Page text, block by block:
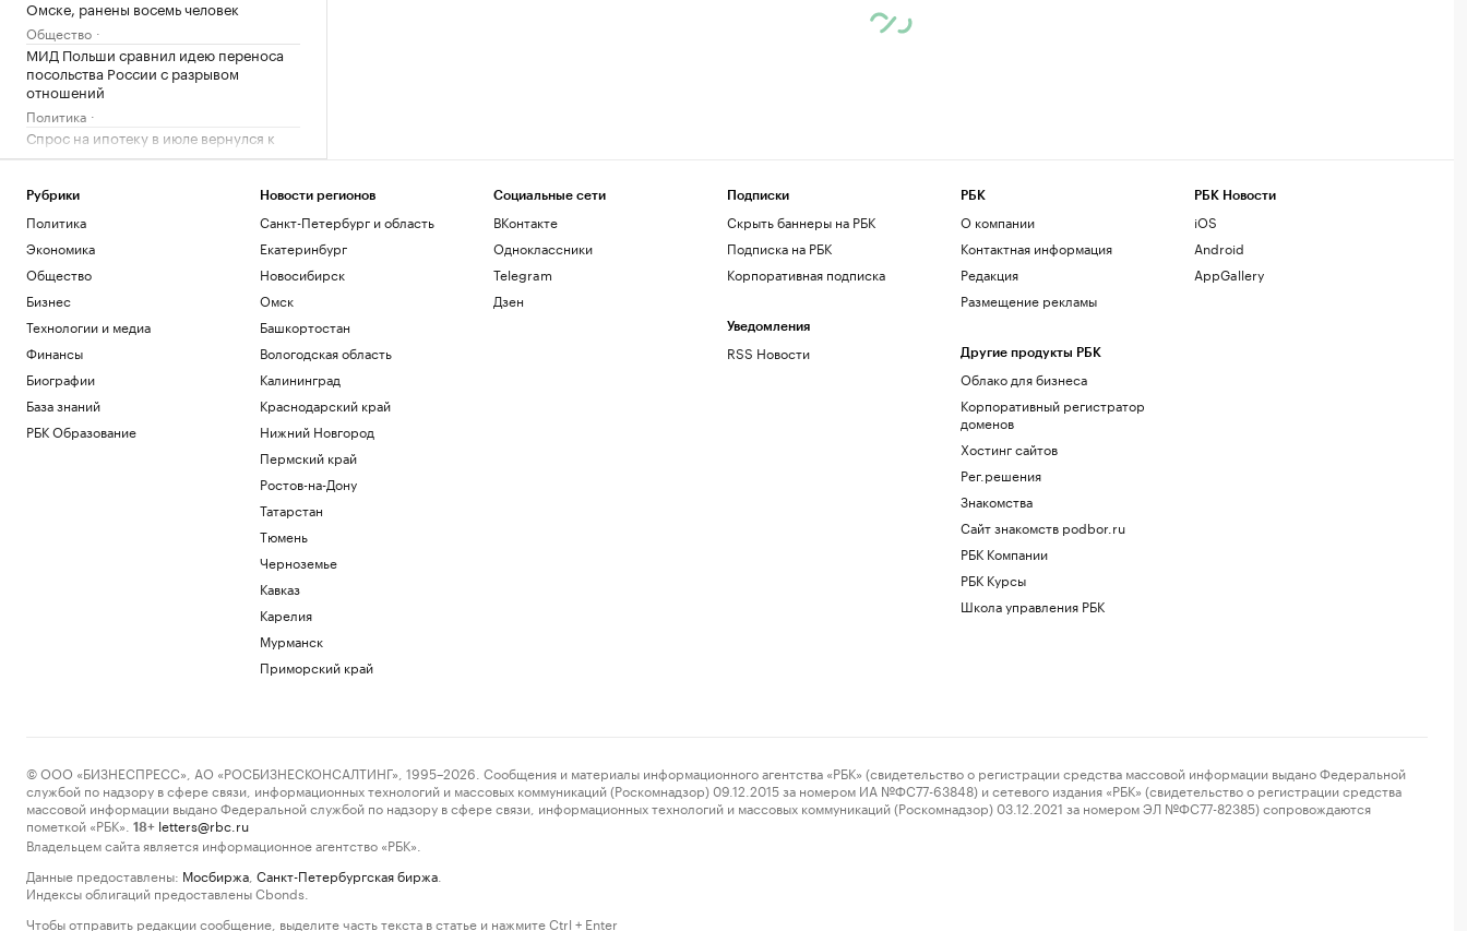
Омске, ранены восемь человек
Общество
МИД Польши сравнил идею переноса
посольства России с разрывом
отношений
Политика
Спрос на ипотеку в июле вернулся к
естественному уровню после ажиотажа
Как руководитель незаметно для себя
переводит команду в режим выживания
Образование
Рубрики
Политика
Экономика
Общество
Бизнес
Технологии и медиа
Финансы
Биографии
База знаний
РБК Образование
Новости регионов
Санкт-Петербург и область
Екатеринбург
Новосибирск
Омск
Башкортостан
Вологодская область
Калининград
Краснодарский край
Нижний Новгород
Пермский край
Ростов-на-Дону
Татарстан
Тюмень
Черноземье
Кавказ
Карелия
Мурманск
Приморский край
Социальные сети
ВКонтакте
Одноклассники
Telegram
Дзен
Подписки
Скрыть баннеры на РБК
Подписка на РБК
Корпоративная подписка
Уведомления
RSS Новости
РБК
О компании
Контактная информация
Редакция
Размещение рекламы
Другие продукты РБК
Облако для бизнеса
Корпоративный регистратор
доменов
Хостинг сайтов
Рег.решения
Знакомства
Сайт знакомств podbor.ru
РБК Компании
РБК Курсы
Школа управления РБК
РБК Новости
iOS
Android
AppGallery
© ООО «БИЗНЕСПРЕСС», АО «РОСБИЗНЕСКОНСАЛТИНГ», 1995–2026. Сообщения и материалы информационного агентства «РБК» (свидетельство о регистрации средства массовой информации выдано Федеральной
службой по надзору в сфере связи, информационных технологий и массовых коммуникаций (Роскомнадзор) 09.12.2015 за номером ИА №ФС77-63848) и сетевого издания «РБК» (свидетельство о регистрации средства
массовой информации выдано Федеральной службой по надзору в сфере связи, информационных технологий и массовых коммуникаций (Роскомнадзор) 03.12.2021 за номером ЭЛ №ФС77-82385) сопровождаются
пометкой «РБК».
18+ letters@rbc.ru
Владельцем сайта является информационное агентство «РБК».
Данные предоставлены: Мосбиржа Санкт-Петербургская биржа
Индексы облигаций предоставлены Cbonds.
Чтобы отправить редакции сообщение, выделите часть текста в статье и нажмите Ctrl + Enter